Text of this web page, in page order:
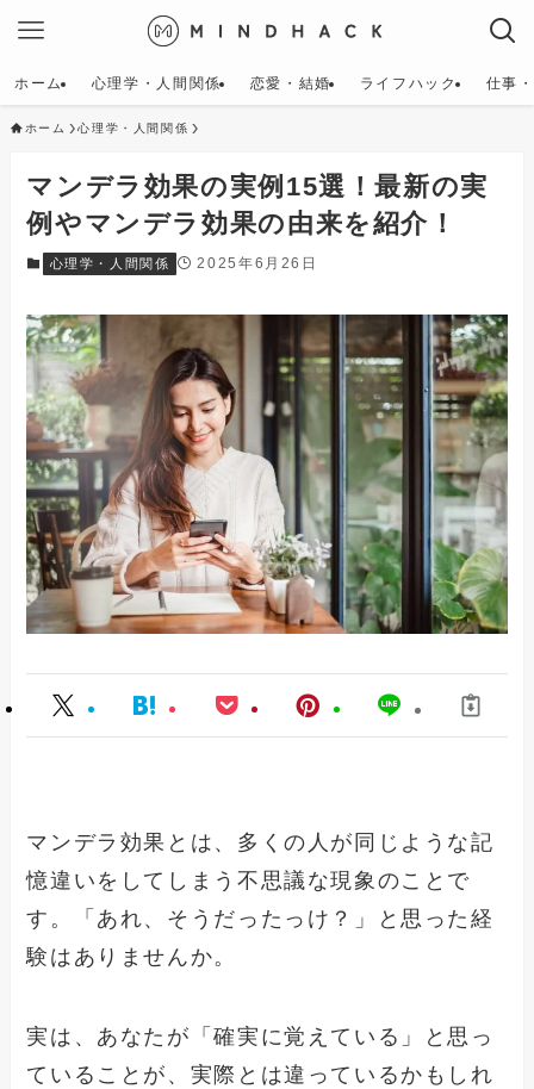
ホーム 心理学・人間関係 恋愛・結婚 ライフハック 仕事
ホーム 心理学・人間関係
マンデラ効果の実例15選！最新の実
例やマンデラ効果の由来を紹介！
心理学・人間関係 2025年6月26日
マンデラ効果とは、多くの人が同じような記
憶違いをしてしまう不思議な現象のことで
す。「あれ、そうだったっけ？」と思った経
験はありませんか。
実は、あなたが「確実に覚えている」と思っ
ていることが、実際とは違っているかもしれ